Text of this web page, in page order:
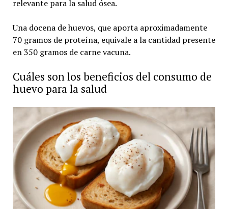
relevante para la salud ósea.
Una docena de huevos, que aporta aproximadamente
70 gramos de proteína, equivale a la cantidad presente
en 350 gramos de carne vacuna.
Cuáles son los beneficios del consumo de
huevo para la salud